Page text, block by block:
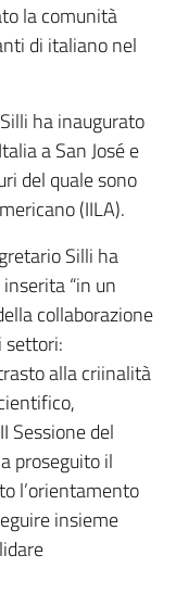
la comunità
di italiano nel
ha inaugurato
a San José e
del quale sono
(IILA).
Silli ha
“in un
collaborazione
settori:
alla criinalità
Sessione del
proseguito il
l’orientamento
insieme